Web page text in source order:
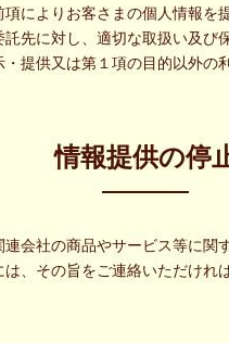
項によりお客さまの個人情報を
託先に対し、適切な取扱い及び
提供又は第１項の目的以外の
情報提供の停
連会社の商品やサービス等に関
は、その旨をご連絡いただけれ